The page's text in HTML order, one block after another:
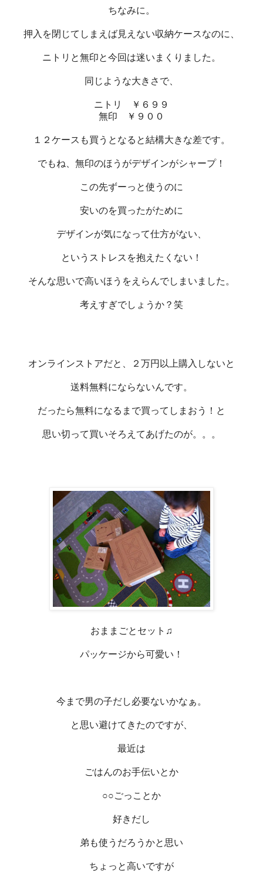
ちなみに。
押入を閉じてしまえば見えない収納ケースなのに、
ニトリと無印と今回は迷いまくりました。
同じような大きさで、
ニトリ ￥６９９
無印 ￥９００
１２ケースも買うとなると結構大きな差です。
でもね、無印のほうがデザインがシャープ！
この先ずーっと使うのに
安いのを買ったがために
デザインが気になって仕方がない、
というストレスを抱えたくない！
そんな思いで高いほうをえらんでしまいました。
考えすぎでしょうか？笑
オンラインストアだと、２万円以上購入しないと
送料無料にならないんです。
だったら無料になるまで買ってしまおう！と
思い切って買いそろえてあげたのが。。。
おままごとセット♫
パッケージから可愛い！
今まで男の子だし必要ないかなぁ。
と思い避けてきたのですが、
最近は
ごはんのお手伝いとか
○○ごっことか
好きだし
弟も使うだろうかと思い
ちょっと高いですが